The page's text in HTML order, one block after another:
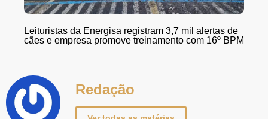
Leituristas da Energisa registram 3,7 mil alertas de
cães e empresa promove treinamento com 16º BPM
Redação